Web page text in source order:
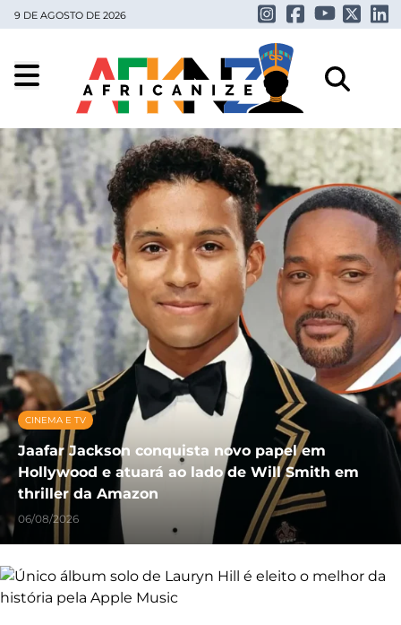
9 DE AGOSTO DE 2026
CINEMA E TV
Jaafar Jackson conquista novo papel em
Hollywood e atuará ao lado de Will Smith em
thriller da Amazon
06/08/2026